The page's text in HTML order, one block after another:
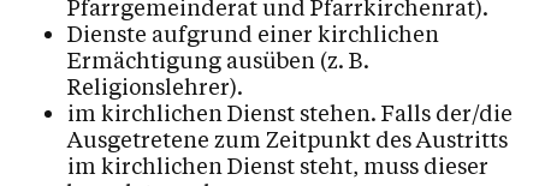
Pfarrgemeinderat und Pfarrkirchenrat).
Dienste aufgrund einer kirchlichen
Ermächtigung ausüben (z. B.
Religionslehrer).
im kirchlichen Dienst stehen. Falls der/die
Ausgetretene zum Zeitpunkt des Austritts
im kirchlichen Dienst steht, muss dieser